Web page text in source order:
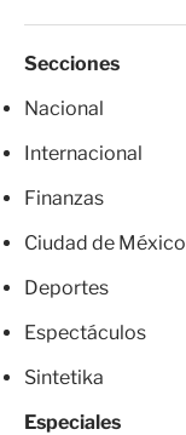
Secciones
Nacional
Internacional
Finanzas
Ciudad de México
Deportes
Espectáculos
Sintetika
Especiales